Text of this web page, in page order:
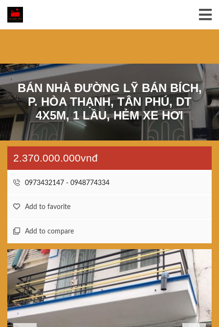
BÁN NHÀ ĐƯỜNG LỸ BÁN BÍCH,
P. HÒA THẠNH, TÂN PHÚ, DT
4X5M, 1 LẦU, HẺM XE HƠI
2.370.000.000vnđ
0973432147 - 0948774334
Add to favorite
Add to compare